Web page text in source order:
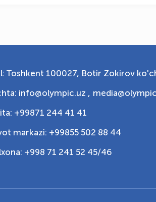
Toshkent 100027, Botir Zokirov
info@olympic.uz ,
+99871 244 41 41
markazi: +99855 502 88 44
+998 71 241 52 45/46